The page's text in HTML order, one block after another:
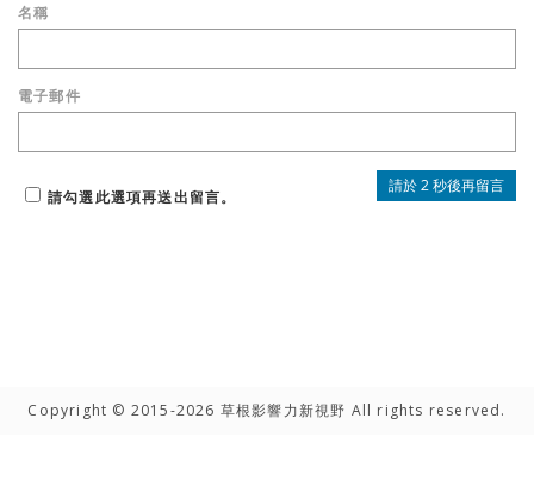
名稱
電子郵件
請勾選此選項再送出留言。
Copyright © 2015-2026 草根影響力新視野 All rights reserved.